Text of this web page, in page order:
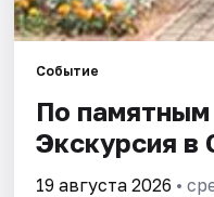
Событие
По
Экскурсия в
19 августа 2026 •